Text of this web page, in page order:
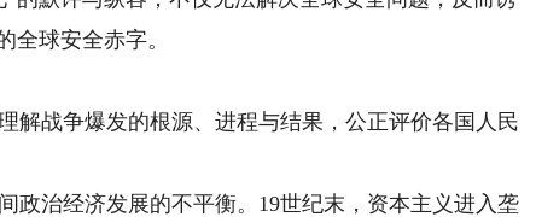
全球安全赤字。
战争爆发的根源、进程与结果，公正评价各国人民
治经济发展的不平衡。19世纪末，资本主义进入垄